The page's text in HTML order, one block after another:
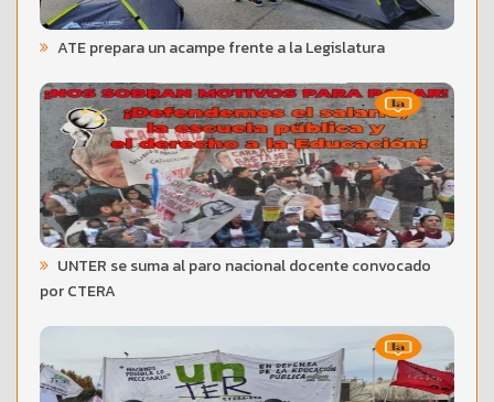
ATE prepara un acampe frente a la Legislatura
UNTER se suma al paro nacional docente convocado
por CTERA